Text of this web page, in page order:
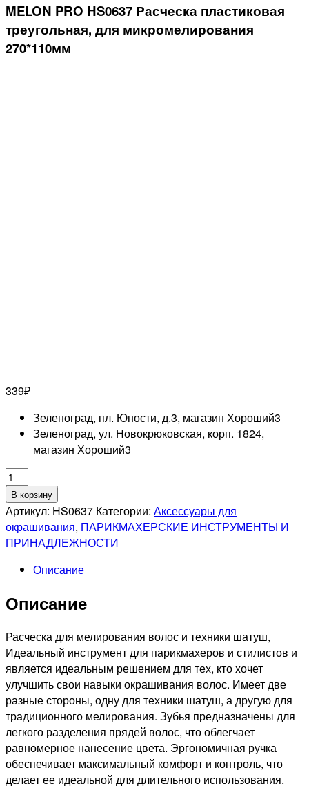
MELON PRO HS0637 Расческа пластиковая
треугольная, для микромелирования
270*110мм
339₽
Зеленоград, пл. Юности, д.3, магазин Хороший3
Зеленоград, ул. Новокрюковская, корп. 1824,
магазин Хороший3
Количество
товара
MELON
PRO
HS0637
пластиковая
для
270*110мм
В корзину
Артикул: HS0637 Категории: Аксессуары для
окрашивания, ПАРИКМАХЕРСКИЕ ИНСТРУМЕНТЫ И
ПРИНАДЛЕЖНОСТИ
Описание
Описание
Расческа для мелирования волос и техники шатуш,
Идеальный инструмент для парикмахеров и стилистов и
является идеальным решением для тех, кто хочет
улучшить свои навыки окрашивания волос. Имеет две
разные стороны, одну для техники шатуш, а другую для
традиционного мелирования. Зубья предназначены для
легкого разделения прядей волос, что облегчает
равномерное нанесение цвета. Эргономичная ручка
обеспечивает максимальный комфорт и контроль, что
делает ее идеальной для длительного использования.